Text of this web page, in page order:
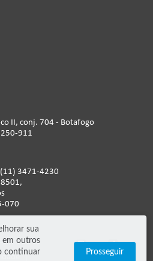
sua
em outros
continuar
Prosseguir
II, conj. 704 - Botafogo
911
3471-4230
070